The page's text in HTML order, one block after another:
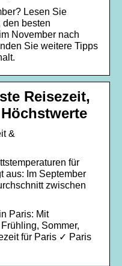
Lesen Sie
den besten
November nach
Sie weitere Tipps
Reisezeit,
&
für
aus: Im September
zwischen
Paris: Mit
Sommer,
für Paris ✓ Paris